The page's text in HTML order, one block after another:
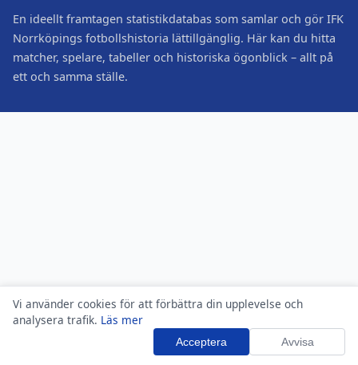
Vi använder cookies för att förbättra din upplevelse och
analysera trafik. Läs mer
Acceptera Avvisa
En ideellt framtagen statistikdatabas som samlar och gör IFK
Norrköpings fotbollshistoria lättillgänglig. Här kan du hitta
matcher, spelare, tabeller och historiska ögonblick – allt på
ett och samma ställe.